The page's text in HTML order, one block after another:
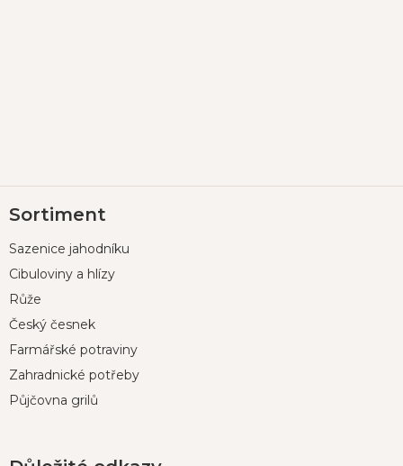
á
a
Sortiment
Sazenice jahodníku
Cibuloviny a hlízy
Růže
Český česnek
Farmářské potraviny
Zahradnické potřeby
Půjčovna grilů